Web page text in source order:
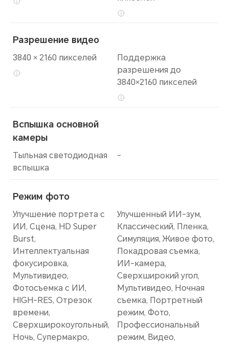
Разрешение видео
3840 × 2160 пикселей
Вспышка основной
камеры
Тыльная светодиодная
вспышка
Режим фото
Улучшение портрета с
ИИ, Сцена, HD Super
Burst,
Интеллектуальная
фокусировка,
Мультивидео,
Фотосъемка с ИИ,
HIGH-RES, Отрезок
времени,
Сверхширокоугольный,
Ночь, Супермакро,
Поддержка
разрешения до
3840×2160 пикселей
-
Улучшенный ИИ-зум,
Классический, Пленка,
Симуляция, Живое фото,
Покадровая съемка,
ИИ-камера,
Сверхширокий угол,
Мультивидео, Ночная
съемка, Портретный
режим, Фото,
Профессиональный
режим, Видео,